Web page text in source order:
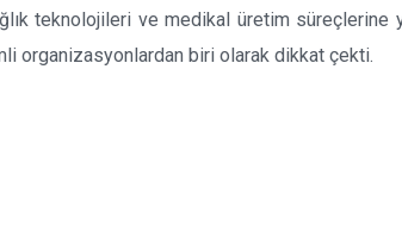
teknolojileri ve medikal üretim süreçlerine
organizasyonlardan biri olarak dikkat çekti.